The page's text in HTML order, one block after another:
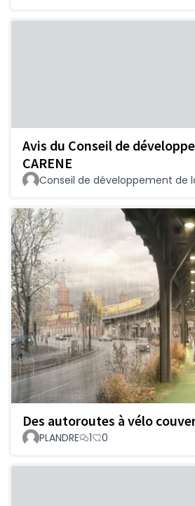
Avis du Conseil de
CARENE
Conseil de développement de la
Des autoroutes à vélo
PLANDRE 1 0